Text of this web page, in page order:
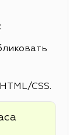
CSS.